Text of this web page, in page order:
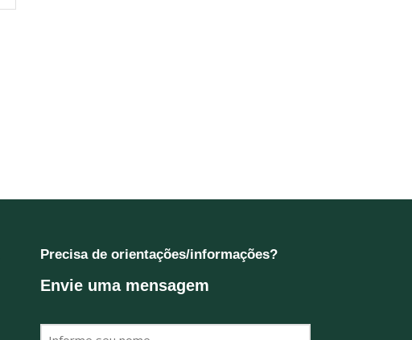
Precisa de orientações/informações?
Envie uma mensagem
Nome